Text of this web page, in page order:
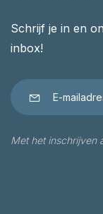
Schrijf je in en
inbox!
Met het inschrijven